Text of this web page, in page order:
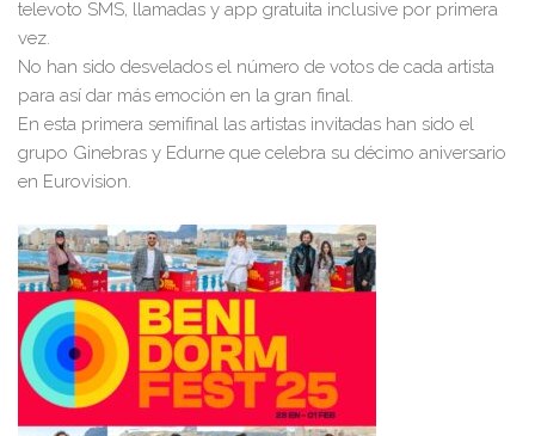
televoto SMS, llamadas y app gratuita inclusive por primera
vez.
No han sido desvelados el número de votos de cada artista
para así dar más emoción en la gran final.
En esta primera semifinal las artistas invitadas han sido el
grupo Ginebras y Edurne que celebra su décimo aniversario
en Eurovision.